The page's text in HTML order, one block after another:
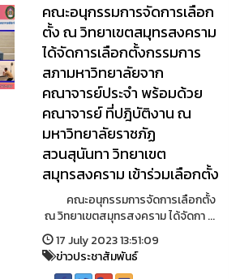
คณะอนุกรรมการจัดการเลือก
ตั้ง ณ วิทยาเขตสมุทรสงคราม
ได้จัดการเลือกตั้งกรรมการ
สภามหาวิทยาลัยจาก
คณาจารย์ประจำ พร้อมด้วย
คณาจารย์ ที่ปฎิบัติงาน ณ
มหาวิทยาลัยราชภัฏ
สวนสุนันทา วิทยาเขต
สมุทรสงคราม เข้าร่วมเลือกตั้ง
คณะอนุกรรมการจัดการเลือกตั้ง
ณ วิทยาเขตสมุทรสงคราม ได้จัดกา ...
17 July 2023 13:51:09
ข่าวประชาสัมพันธ์